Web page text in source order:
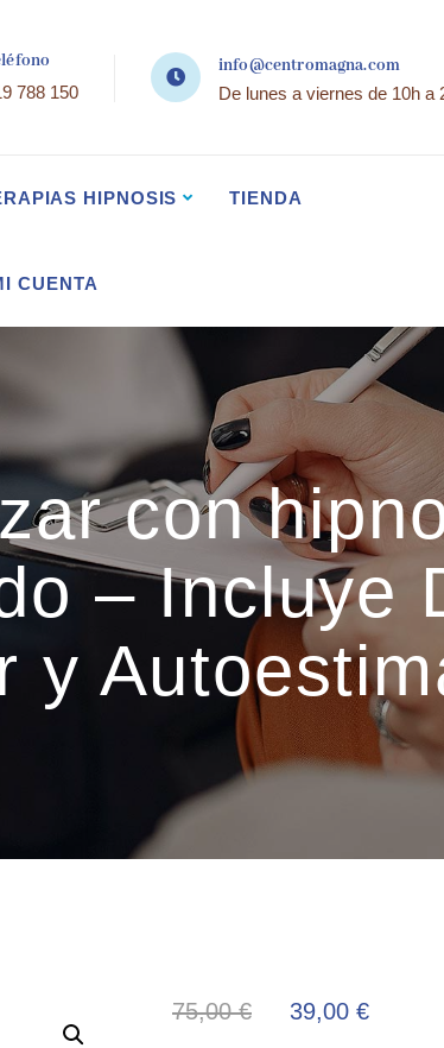
788 150
info@centromagna.com
De lunes a viernes de 10h a
HIPNOSIS TIENDA
CUENTA
con
– Incluye
y
75,00€ 39,00 €